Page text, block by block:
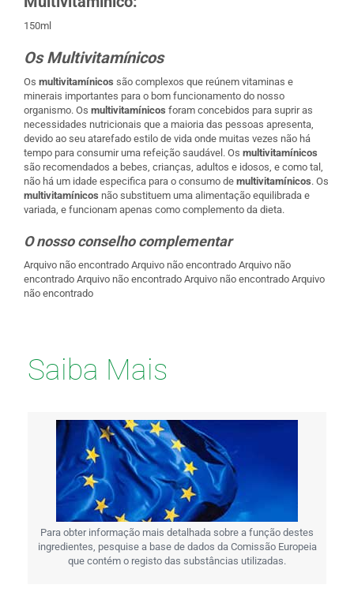
150ml
Os Multivitamínicos
Os multivitamínicos são complexos que reúnem vitaminas e
minerais importantes para o bom funcionamento do nosso
organismo. Os multivitamínicos foram concebidos para suprir as
necessidades nutricionais que a maioria das pessoas apresenta,
devido ao seu atarefado estilo de vida onde muitas vezes não há
tempo para consumir uma refeição saudável. Os multivitamínicos
são recomendados a bebes, crianças, adultos e idosos, e como tal,
não há um idade especifica para o consumo de multivitamínicos. Os
multivitamínicos não substituem uma alimentação equilibrada e
variada, e funcionam apenas como complemento da dieta.
O nosso conselho complementar
Arquivo não encontrado Arquivo não encontrado Arquivo não
encontrado Arquivo não encontrado Arquivo não encontrado Arquivo
não encontrado
Saiba Mais
Para obter informação mais detalhada sobre a função destes
ingredientes, pesquise a base de dados da Comissão Europeia
que contém o registo das substâncias utilizadas.